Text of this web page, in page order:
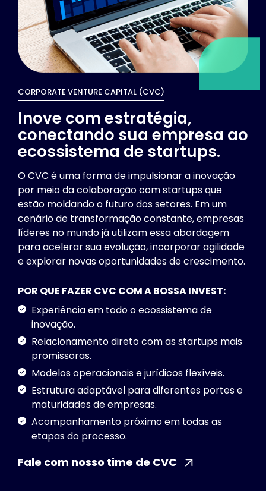
CORPORATE VENTURE CAPITAL (CVC)
Inove com estratégia,
conectando sua empresa ao
ecossistema de startups.
O CVC é uma forma de impulsionar a inovação
por meio da colaboração com startups que
estão moldando o futuro dos setores. Em um
cenário de transformação constante, empresas
líderes no mundo já utilizam essa abordagem
para acelerar sua evolução, incorporar agilidade
e explorar novas oportunidades de crescimento.
POR QUE FAZER CVC COM A BOSSA INVEST:
Experiência em todo o ecossistema de
inovação.
Relacionamento direto com as startups mais
promissoras.
Modelos operacionais e jurídicos flexíveis.
Estrutura adaptável para diferentes portes e
maturidades de empresas.
Acompanhamento próximo em todas as
etapas do processo.
Fale com nosso time de CVC